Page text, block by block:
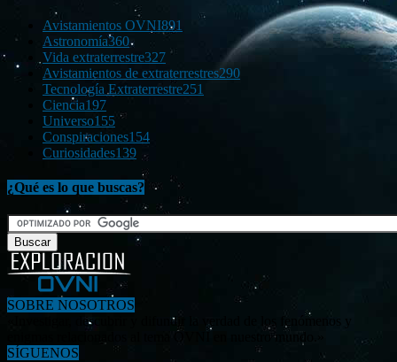
Avistamientos OVNI891
Astronomía360
Vida extraterrestre327
Avistamientos de extraterrestres290
Tecnología Extraterrestre251
Ciencia197
Universo155
Conspiraciones154
Curiosidades139
¿Qué es lo que buscas?
SOBRE NOSOTROS
«Investigar, descubrir y difundir la verdad de los fenómenos y
enigmas relacionados al tema OVNI en nuestro mundo.»
SÍGUENOS